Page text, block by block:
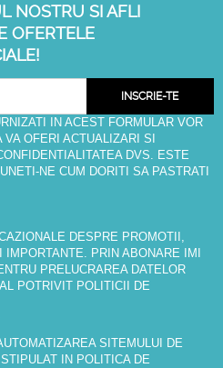
NOSTRU SI AFLI
OFERTELE
INSCRIE-TE
IN ACEST FORMULAR VOR
OFERI ACTUALIZARI SI
DVS. ESTE
NE CUM DORITI SA PASTRATI
DESPRE PROMOTII,
PRIN ABONARE IMI
PRELUCRAREA DATELOR
POTRIVIT POLITICII DE
SITEMULUI DE
IN POLITICA DE